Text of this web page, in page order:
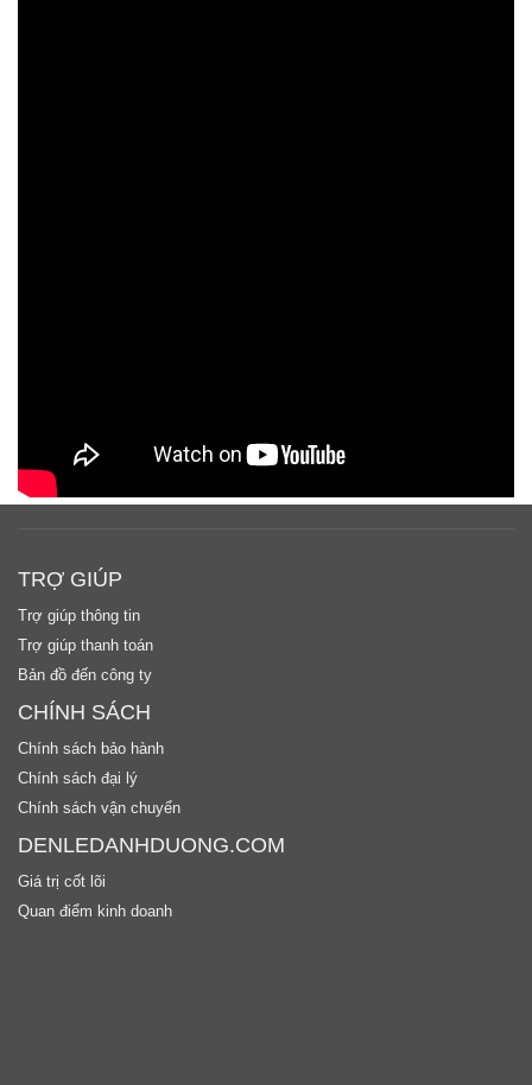
TRỢ GIÚP
Trợ giúp thông tin
Trợ giúp thanh toán
Bản đồ đến công ty
CHÍNH SÁCH
Chính sách bảo hành
Chính sách đại lý
Chính sách vận chuyển
DENLEDANHDUONG.COM
Giá trị cốt lõi
Quan điểm kinh doanh